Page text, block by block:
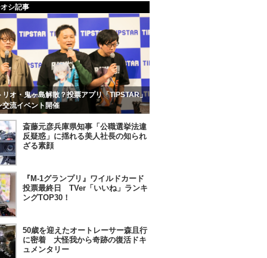
シ記事
リオ・鬼ヶ島解散？投票アプリ「TIPSTAR」
交流イベント開催
斎藤元彦兵庫県知事「公職選挙法違
反疑惑」に揺れる美人社長の知られ
ざる素顔
『M-1グランプリ』ワイルドカード
投票最終日 TVer「いいね」ランキ
ングTOP30！
50歳を迎えたオートレーサー森且行
に密着 大怪我から奇跡の復活ドキ
ュメンタリー